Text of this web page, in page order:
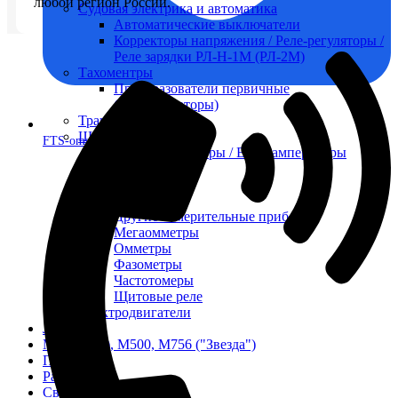
FTS-omsk@mail.ru
Судовая электрика и автоматика
Автоматические выключатели
Корректоры напряжения / Реле-регуляторы /
Реле зарядки РЛ-Н-1М (РЛ-2М)
Тахоментры
Преобразователи первичные
(тахогенераторы)
Трансформаторы
Щитовые приборы
Ампервольтметры / Вольтамперметры
Другие измерительные приборы
Мегаомметры
Омметры
Фазометры
Частотомеры
Щитовые реле
Электродвигатели
Лебедка
М400 (401), М500, М756 ("Звезда")
Пускатели
Разное
Светильники судовые